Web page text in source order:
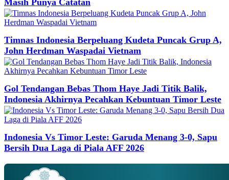
Masih Punya Catatan
Timnas Indonesia Berpeluang Kudeta Puncak Grup A,
John Herdman Waspadai Vietnam
Gol Tendangan Bebas Thom Haye Jadi Titik Balik,
Indonesia Akhirnya Pecahkan Kebuntuan Timor Leste
Indonesia Vs Timor Leste: Garuda Menang 3-0, Sapu
Bersih Dua Laga di Piala AFF 2026